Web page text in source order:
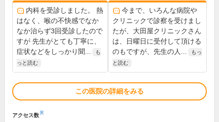
内科を受診しました。 熱
はなく、喉の不快感でなか
なか治らず3回受診したので
すが 先生がとても丁寧に、
症状などをしっかり聞...
も
っと読む
今まで、いろんな病院や
クリニックで診察を受けまし
たが、大田屋クリニックさん
は、日曜日に受付して頂ける
のもですが、先生の人...
もっ
と読む
この医院の詳細をみる
アクセス数※